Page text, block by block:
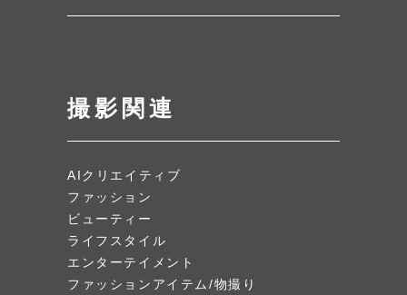
撮影関連
AIクリエイティブ
ファッション
ビューティー
ライフスタイル
エンターテイメント
ファッションアイテム/物撮り